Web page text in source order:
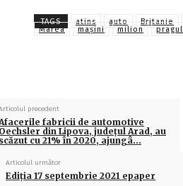
TAGS atins auto Britanie
Marea
mașini milion pragul
precedent
fabricii de automotive
din Lipova, judeţul Arad, au
cu 21% în 2020, ajungâ…
Articolul următor
Ediţia 17 septembrie 2021 epaper